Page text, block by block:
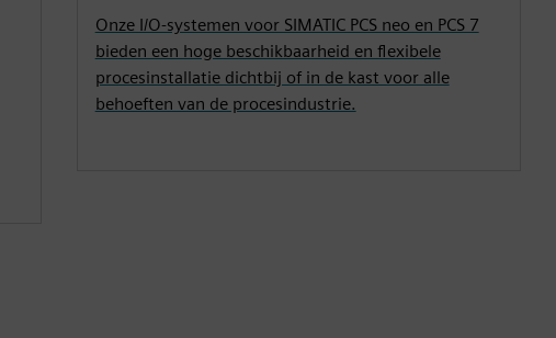
Onze I/O-systemen voor SIMATIC PCS neo en PCS 7
bieden een hoge beschikbaarheid en flexibele
procesinstallatie dichtbij of in de kast voor alle
behoeften van de procesindustrie.